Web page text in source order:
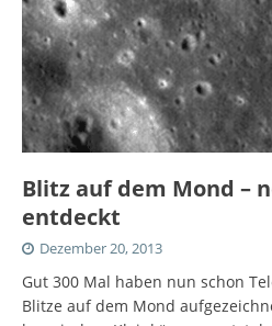
Blitz auf dem Mond –
entdeckt
Dezember 20, 2013
Gut 300 Mal haben nun schon
Blitze auf dem Mond